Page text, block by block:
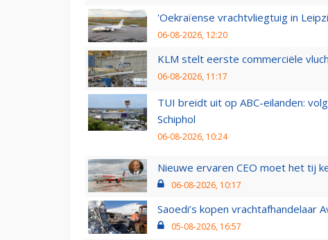
'Oekraïense vrachtvliegtuig in
06-08-2026, 12:20
KLM stelt eerste commerciële
06-08-2026, 11:17
TUI breidt uit op ABC-eilanden:
Schiphol
06-08-2026, 10:24
Nieuwe ervaren CEO moet het tij
06-08-2026, 10:17
Saoedi’s kopen vrachtafhandelaar
05-08-2026, 16:57